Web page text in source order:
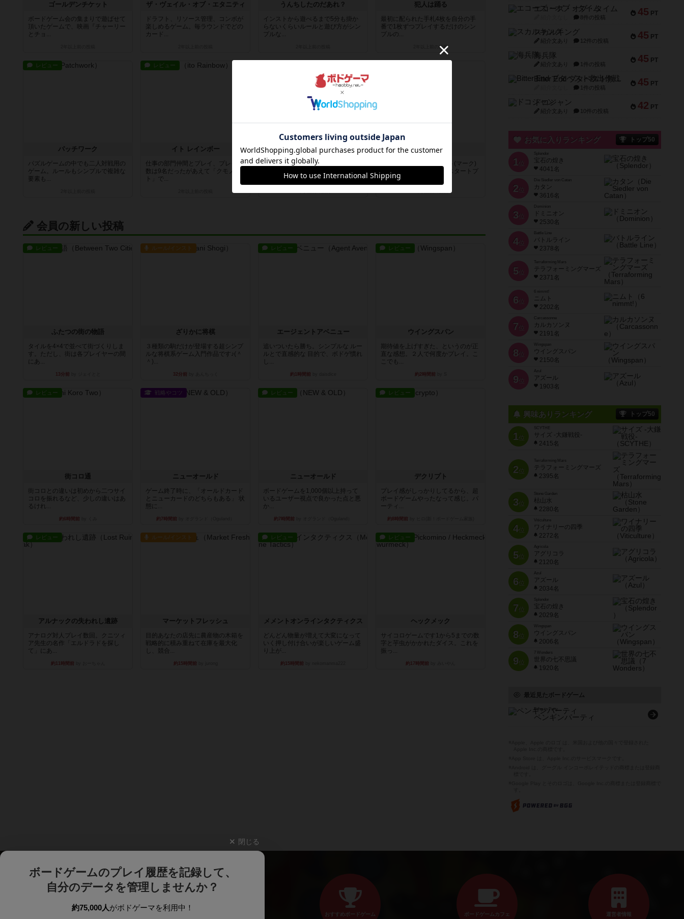
ゴールデンチケット
ボードゲーム会の集まりで遊ばせて
頂いたゲームで、映画『チャーリー
とチョ...
ザ・ヴェイル・オブ・エタニティ
ドラフト、リソース管理、コンボが
楽しめるゲーム。毎ラウンドでどの
カード...
うんちしたのだあれ？
インストから遊べるまで5分も掛か
らないくらいルールと遊び方がシン
プルな...
犯人は踊る
最初に配られた手札4枚を自分の手
番で1枚ずつプレイするだけのシン
プルの...
の投稿
レビュー
パッチワーク
パズルゲームの中でも二人対戦用の
ゲーム。ルールもシンプルで複雑な
要素も...
レビュー
イト レインボー
仕事の部門仲間とプレイ、プレイ人
数は9名だったがあえて「クモノイ
ト」で...
メイメイ
お題カードを1枚引いてそのお題(未
知の物事)に対して名前を「命名」す
スパイシー
トランプのダウトにスート(マーク)
を足したブラフゲーム。スタートプ
レ...
会員の新しい投稿
レビュー
ふたつの街の物語
タイルを4×4で並べて街づくりしま
す。ただし、街は各プレイヤーの間
にあ...
13分前
ルール/インスト
ざりかに将棋
３種類の駒だけが登場する超シンプ
ルな将棋系ゲーム入門作品です♪(＾
＾)...
32分前
レビュー
エージェントアベニュー
追いついたら勝ち。シンプルな ルー
ルとで直感的な 目的で、ボドゲ慣れ
し...
約1時間前
レビュー
ウイングスパン
期待値を上げすぎた、というのが正
直な感想。２人で何度かプレイ。こ
こでも...
約2時間前
レビュー
街コロ通
街コロとの違いは初めから二つサイ
コロを振れるなど、少しの違いはあ
るけれ...
約6時間前
戦略やコツ
ニューオールド
ゲーム終了時に、「オールドカード
とニューカードのどちらもある」 状
態に...
約7時間前
レビュー
ニューオールド
ボードゲームを1,000個以上持って
いるユーザー視点で良かった点と悪
か...
約7時間前
レビュー
デクリプト
プレイ感がしっかりしてるから、超
ボードゲームやったなって感じ。パ
ーティ...
約8時間前
レビュー
アルナックの失われし遺跡
アナログ対人プレイ数回。クニツィ
ア先生の名作「エルドラドを探し
て」にあ...
約11時間前
ルール/インスト
マーケットフレッシュ
目的あなたの店先に農産物の木箱を
戦略的に積み重ねて在庫を最大化
し、競合...
約15時間前
レビュー
メメントオンラインタクティクス
どんどん物量が増えて大変になって
いく押し付け合いが楽しいゲーム盛
り上が...
約15時間前
レビュー
ヘックメック
サイコロゲームです1から5までの数
字と芋虫がかかれたダイス。これを
振っ...
約17時間前
45 PT
エコーズ・オブ・タイム
8件の投稿
45 PT
スカルキング
紹介文あり 12件の投稿
45 PT
海兵隊
紹介文あり 1件の投稿
45 PT
Bitter End ブタペスト救出作戦
1件の投稿
42 PT
ドコジャン
紹介文あり 10件の投稿
お気に入りランキング トップ50
1 位
宝石の煌き
4041名
2 位
Die Siedler von Catan
カタン
3616名
3 位
ドミニオン
2530名
4位
Battle Line
バトルライン
2378名
5 位
Terraforming Mars
テラフォーミングマーズ
2371名
6 位
ニムト
2202名
7 位
Carcassonne
カルカソンヌ
2191名
8 位
Wingspan
ウイングスパン
2150名
9 位
Azul
アズール
1903名
興味ありランキング トップ50
1位
SCYTHE
サイズ -大鎌戦役-
2415名
2位
Terraforming Mars
テラフォーミングマーズ
2395名
3位
Stone Garden
枯山水
2280名
4位
Viticulture
ワイナリーの四季
2272名
5位
Agricola
アグリコラ
2120名
6位
Azul
アズール
2034名
7位
宝石の煌き
2029名
8位
Wingspan
ウイングスパン
2006名
9位
7 Wonders
世界の七不思議
1920名
最近見たボードゲーム
Penguin Party
ペンギンパーティ
閉じる
ボードゲームのプレイ履歴を記録して、
自分のデータを管理しませんか？
約75,000人がボドゲーマを利用中！
おすすめボードゲーム ボードゲームカフェ 運営者情報